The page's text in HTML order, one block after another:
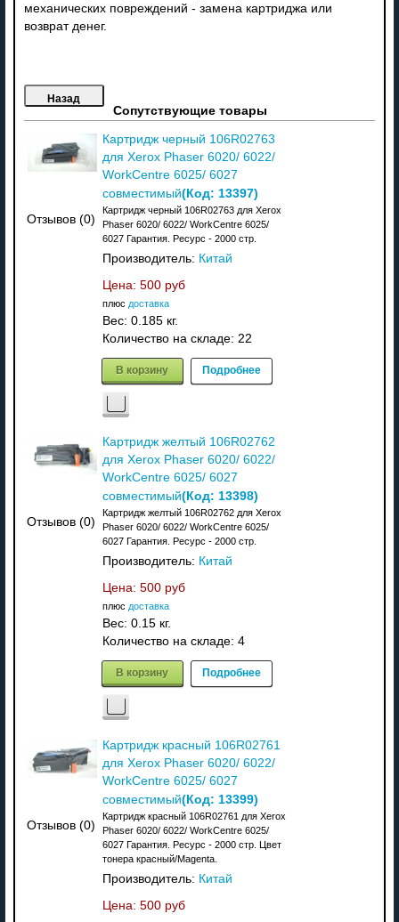
механических повреждений - замена картриджа или
возврат денег.
Сопутствующие товары
Отзывов (0)
Картридж черный 106R02763
для Xerox Phaser 6020/ 6022/
WorkCentre 6025/ 6027
совместимый(Код: 13397)
Картридж черный 106R02763 для Xerox
Phaser 6020/ 6022/ WorkCentre 6025/
6027 Гарантия. Ресурс - 2000 стр.
Производитель: Китай
Цена: 500 руб
плюс доставка
Вес: 0.185 кг.
Количество на складе: 22
В корзину Подробнее
Отзывов (0)
Картридж желтый 106R02762
для Xerox Phaser 6020/ 6022/
WorkCentre 6025/ 6027
совместимый(Код: 13398)
Картридж желтый 106R02762 для Xerox
Phaser 6020/ 6022/ WorkCentre 6025/
6027 Гарантия. Ресурс - 2000 стр.
Производитель: Китай
Цена: 500 руб
плюс доставка
Вес: 0.15 кг.
Количество на складе: 4
В корзину Подробнее
Отзывов (0)
Картридж красный 106R02761
для Xerox Phaser 6020/ 6022/
WorkCentre 6025/ 6027
совместимый(Код: 13399)
Картридж красный 106R02761 для Xerox
Phaser 6020/ 6022/ WorkCentre 6025/
6027 Гарантия. Ресурс - 2000 стр. Цвет
тонера красный/Magenta.
Производитель: Китай
Цена: 500 руб